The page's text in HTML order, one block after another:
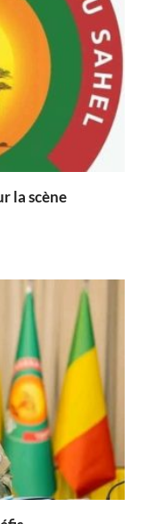
la scène